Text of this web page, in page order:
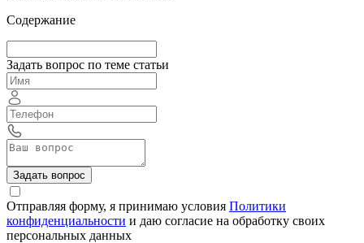
Содержание
Задать вопрос по теме статьи
Задать вопрос
Отправляя форму, я принимаю условия Политики
конфиденциальности и даю согласие на обработку своих
персональных данных